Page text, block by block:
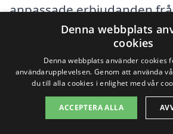
anpassade erbjudanden
professionella aktörer inom
bygglovsritningar, vilket
ännu smidigare och mer
Tveka inte att använda
att göra ditt byggprojekt
Denna webbplats
cookies
Denna webbplats använder cookies
användarupplevelsen. Genom att använda
du till alla cookies i enlighet med vår
ACCEPTERA ALLA